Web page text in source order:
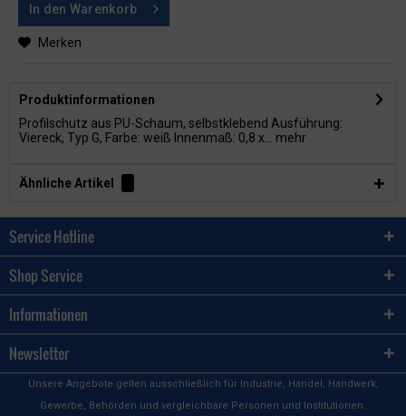
In den Warenkorb
Merken
Produktinformationen
Profilschutz aus PU-Schaum, selbstklebend Ausführung:
Viereck, Typ G, Farbe: weiß Innenmaß: 0,8 x...
mehr
Ähnliche Artikel
Service Hotline
Shop Service
Informationen
Newsletter
Unsere Angebote gelten ausschließlich für Industrie, Handel, Handwerk,
Gewerbe, Behörden und vergleichbare Personen und Institutionen.